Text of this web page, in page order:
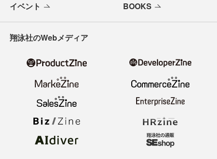
イベント BOOKS
翔泳社のWebメディア